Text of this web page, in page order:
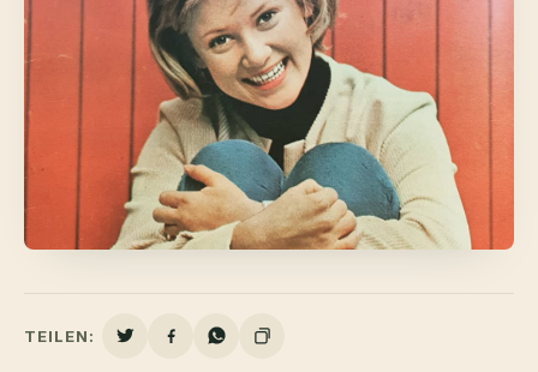
TEILEN: